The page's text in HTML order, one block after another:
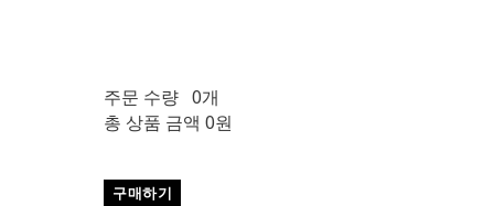
주문 수량 0개
총 상품 금액 0원
구매하기